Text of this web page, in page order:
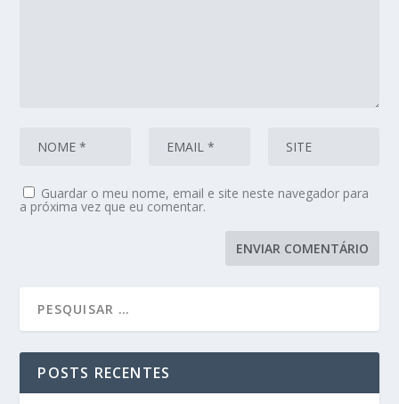
Guardar o meu nome, email e site neste navegador para
a próxima vez que eu comentar.
POSTS RECENTES